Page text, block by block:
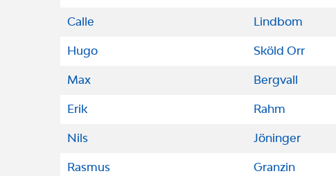
Calle Lindbom
Hugo Sköld Orr
Max Bergvall
Erik Rahm
Nils Jöninger
Rasmus Granzin